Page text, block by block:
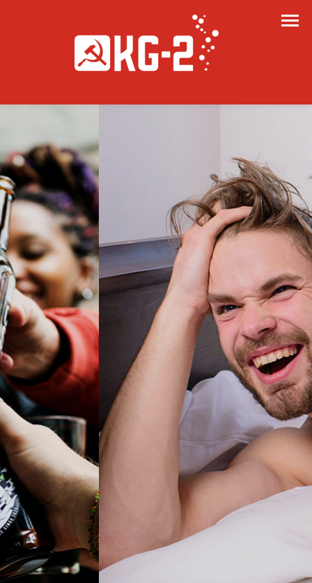
DANSEND
DOOR HET
LEVEN MET JE
VRIENDEN.
KG-2 is je vriend die je altijd
bij je draagt